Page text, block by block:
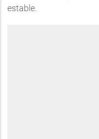
estable.